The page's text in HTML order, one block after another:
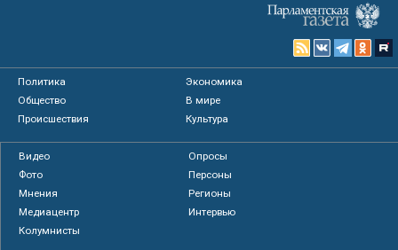
Политика
Экономика
Общество
В мире
Происшествия
Культура
Видео
Опросы
Фото
Персоны
Мнения
Регионы
Медиацентр
Интервью
Колумнисты